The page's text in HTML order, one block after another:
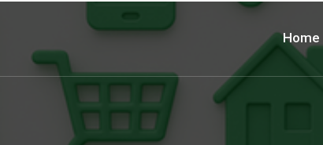
Home